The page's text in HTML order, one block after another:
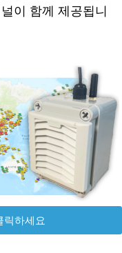
이 함께 제공됩니
릭하세요